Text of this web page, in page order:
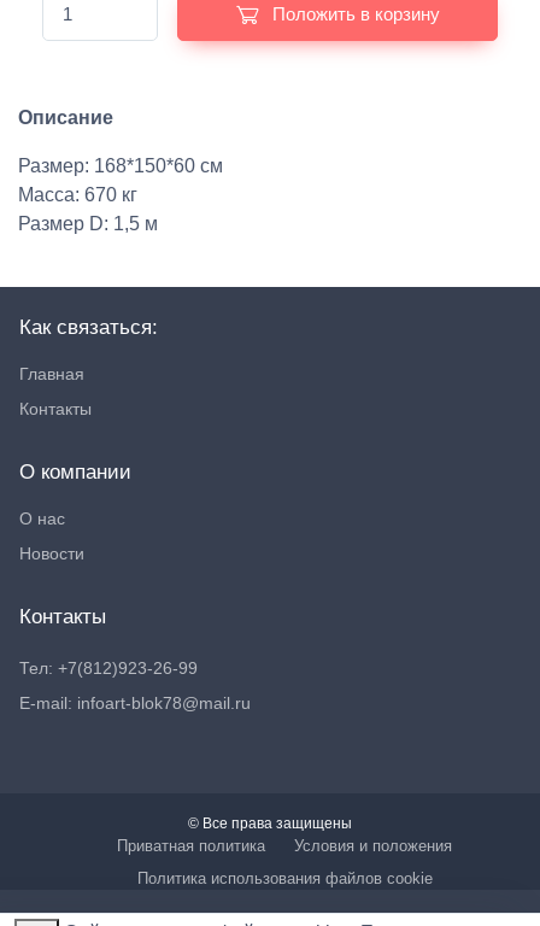
Положить в корзину
Описание
Размер: 168*150*60 см
Масса: 670 кг
Размер D: 1,5 м
Как связаться:
Главная
Контакты
О компании
О нас
Новости
Контакты
Тел: +7(812)923-26-99
E-mail: infoart-blok78@mail.ru
© Все права защищены
Приватная политика
Условия и положения
Политика использования файлов cookie